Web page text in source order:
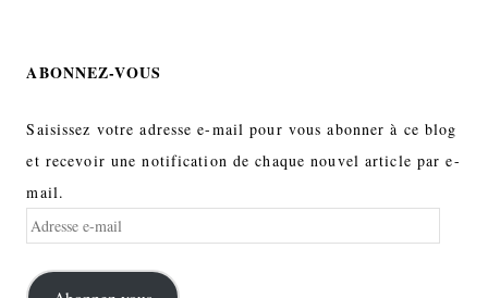
ABONNEZ-VOUS
Saisissez votre adresse e-mail pour vous abonner à ce blog
et recevoir une notification de chaque nouvel article par e-
mail.
Adresse
mail